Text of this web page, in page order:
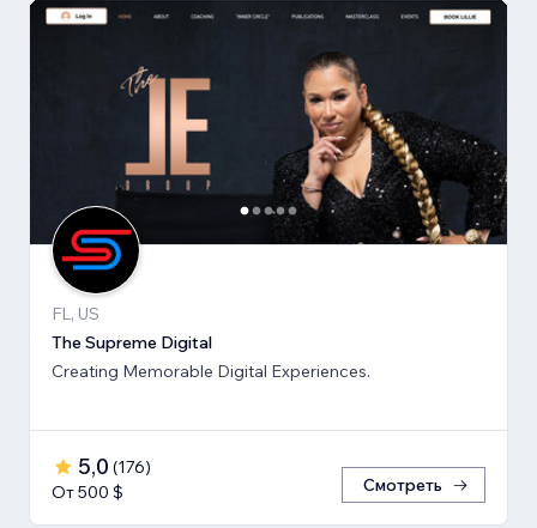
FL, US
The Supreme Digital
Creating Memorable Digital Experiences.
5,0 (176)
От 500 $
Смотреть